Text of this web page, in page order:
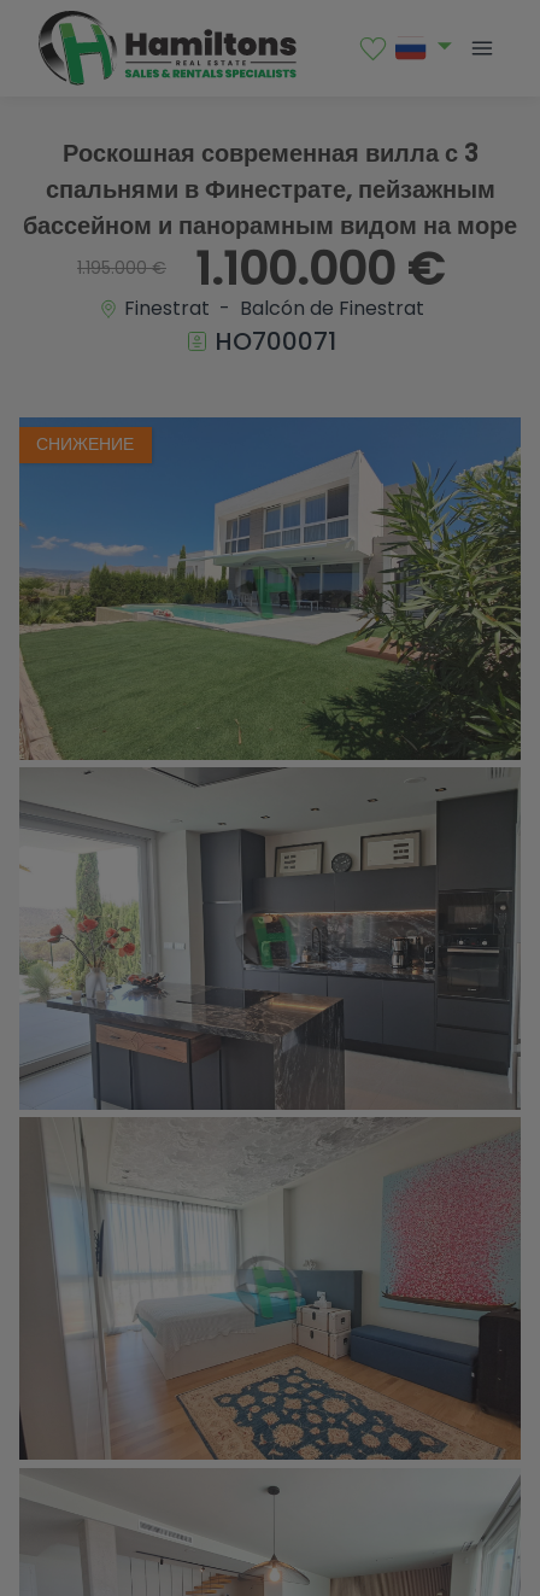
Роскошная современная вилла с 3
спальнями в Финестрате, пейзажным
бассейном и панорамным видом на море
1.195.000 € 1.100.000 €
Finestrat - Balcón de Finestrat
HO700071
СНИЖЕНИЕ
1 / 51